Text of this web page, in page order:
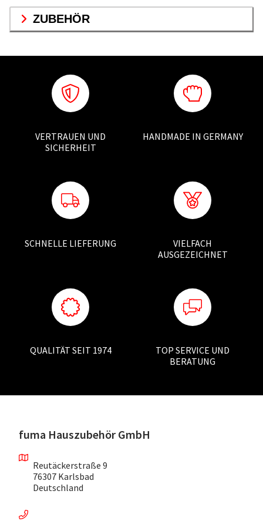
ZUBEHÖR
VERTRAUEN UND
SICHERHEIT
HANDMADE IN GERMANY
SCHNELLE LIEFERUNG
VIELFACH
AUSGEZEICHNET
QUALITÄT SEIT 1974
TOP SERVICE UND
BERATUNG
fuma Hauszubehör GmbH
Reutäckerstraße 9
76307 Karlsbad
Deutschland